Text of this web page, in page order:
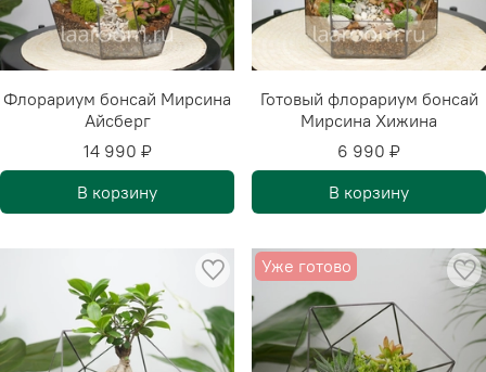
Флорариум бонсай Мирсина
Айсберг
14 990 ₽
В корзину
Готовый флорариум бонсай
Мирсина Хижина
6 990 ₽
В корзину
Уже готово